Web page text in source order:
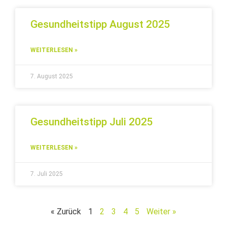
Gesundheitstipp August 2025
WEITERLESEN »
7. August 2025
Gesundheitstipp Juli 2025
WEITERLESEN »
7. Juli 2025
« Zurück 1 2 3 4 5 Weiter »